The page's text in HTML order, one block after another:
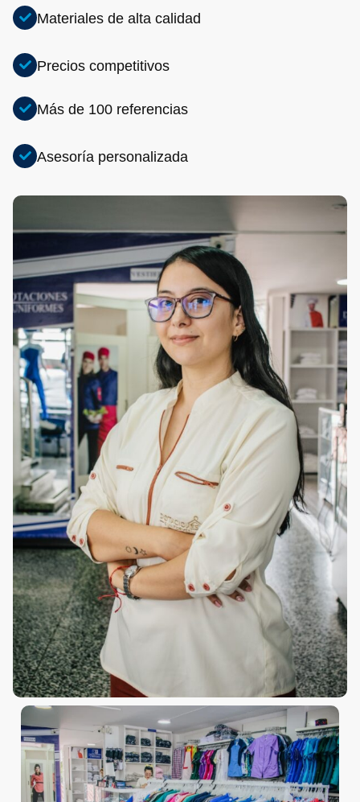
Materiales de alta calidad
Precios competitivos
Más de 100 referencias
Asesoría personalizada